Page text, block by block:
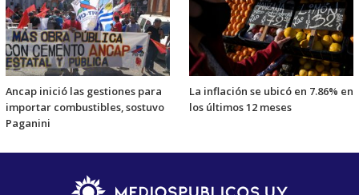
Ancap inició las gestiones para
importar combustibles, sostuvo
Paganini
La inflación se ubicó en 7.86% en
los últimos 12 meses